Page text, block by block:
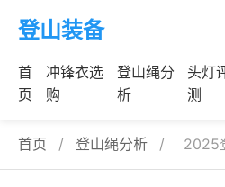
登山装备
首
页
冲锋衣选
购
登山绳分
析
头灯
测
首页 / 登山绳分析 / 2025